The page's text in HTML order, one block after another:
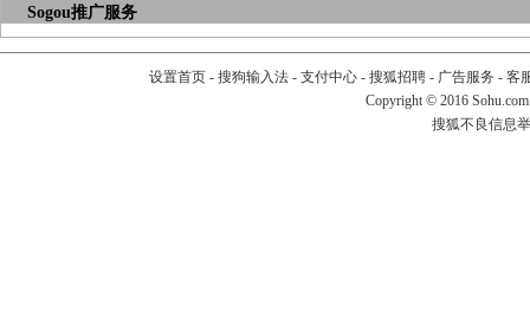
Sogou推广服务
设置首页- 搜狗输入法- 支付中心- 搜狐招聘- 广告服务 - 客
Copyright © 2016
搜狐不良信息